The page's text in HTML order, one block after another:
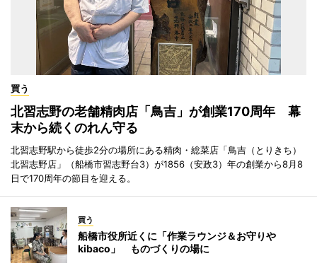
買う
北習志野の老舗精肉店「鳥吉」が創業170周年 幕
末から続くのれん守る
北習志野駅から徒歩2分の場所にある精肉・総菜店「鳥吉（とりきち）
北習志野店」（船橋市習志野台3）が1856（安政3）年の創業から8月8
日で170周年の節目を迎える。
買う
船橋市役所近くに「作業ラウンジ＆お守りや
kibaco」 ものづくりの場に